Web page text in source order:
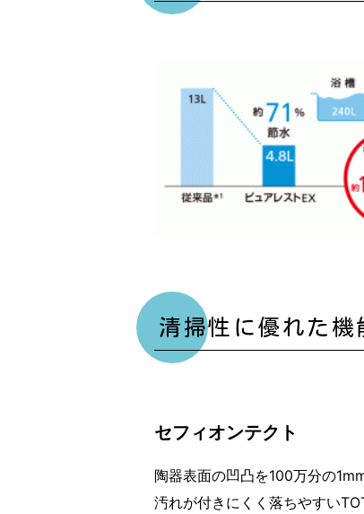
清掃性に優れた機
セフィオンテクト
陶器表面の凹凸を100万分の
汚れが付きにくく落ちやすい